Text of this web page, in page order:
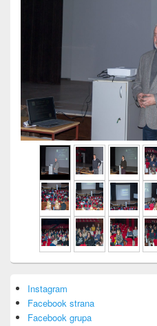
Sidebar
Widget
Area
Instagram
Facebook strana
Facebook grupa